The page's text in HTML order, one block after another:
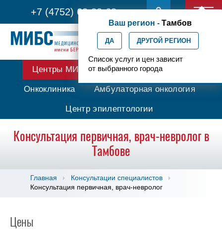
+7 (4752) 63-33-63
Ваш регион - Тамбов
ДА ДРУГОЙ РЕГИОН
Список услуг и цен зависит
от выбранного города
Центры МИБС Протонная терапия
Онкоклиника Амбулаторная онкология
Центр эпилептологии
Консультация первичная, врач-невролог в
Тамбове
Главная
Консультации специалистов
Консультация первичная, врач-невролог
Цены